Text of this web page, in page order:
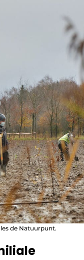
de Natuurpunt.